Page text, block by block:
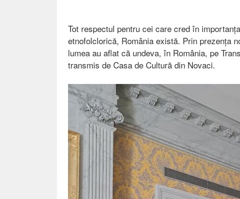
Tot respectul pentru cei care cred în
etnofolclorică, România există. Prin prezența
lumea au aflat că undeva, în România, pe
transmis de Casa de Cultură din Novaci.